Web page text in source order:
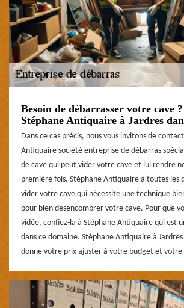
Besoin de débarrasser votre cave
Stéphane Antiquaire à Jardres
Dans ce cas précis, nous vous invitons de
Antiquaire société entreprise de débarras
de cave qui peut vider votre cave et lui rendre
première fois. Stéphane Antiquaire à toutes les
vider votre cave qui nécessite une technique
pour bien désencombrer votre cave. Pour que
vidée, confiez-la à Stéphane Antiquaire qui est
dans ce domaine. Stéphane Antiquaire à
donne votre prix ajuster à votre budget et votre